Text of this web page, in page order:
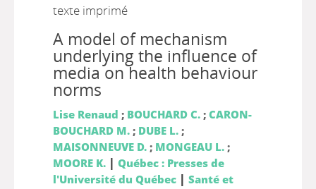
texte imprimé
A model of mechanism
underlying the influence of
media on health behaviour
norms
Lise Renaud ; BOUCHARD C.; CARON-
BOUCHARD M.; DUBE L.;
MAISONNEUVE D.; MONGEAU L.;
MOORE K. | Québec : Presses de
l'Université du Québec| Santé et